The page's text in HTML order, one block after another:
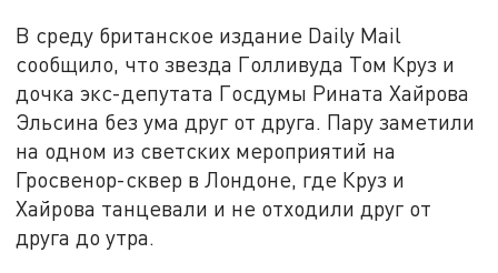
В среду британское издание Daily Mail
сообщило, что звезда Голливуда Том Круз и
дочка экс-депутата Госдумы Рината Хайрова
Эльсина без ума друг от друга. Пару заметили
на одном из светских мероприятий на
Гросвенор-сквер в Лондоне, где Круз и
Хайрова танцевали и не отходили друг от
друга до утра.